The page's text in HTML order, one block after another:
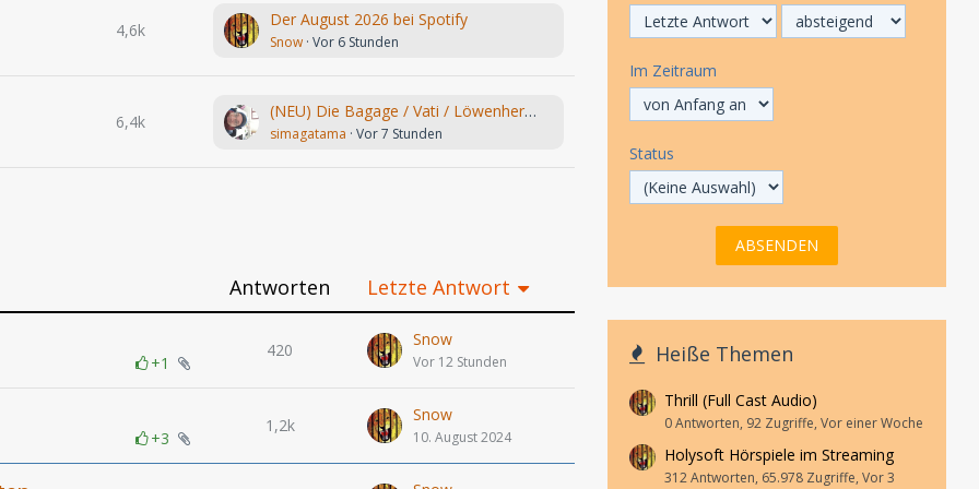
4,6k
Der August 2026 bei Spotify
Snow Vor 6 Stunden
6,4k
(NEU) Die Bagage / Vati / Löwenherz (Monika Helfer) hr 2024
simagatama Vor 7 Stunden
Antworten Letzte Antwort
+1
420
Snow
Vor 12 Stunden
+3
1,2k
Snow
10. August 2024
Im Zeitraum
Status
Heiße Themen
Thrill (Full Cast Audio)
0 Antworten, 92 Zugriffe, Vor einer Woche
Holysoft Hörspiele im Streaming
312 Antworten, 65.978 Zugriffe, Vor 3